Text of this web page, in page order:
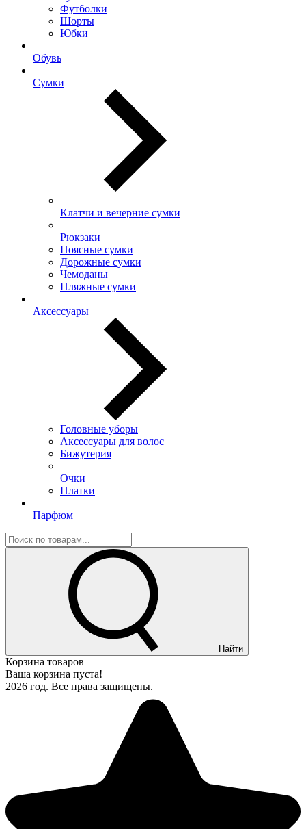
Футболки
Шорты
Юбки
Обувь
Сумки
Клатчи и вечерние сумки
Рюкзаки
Поясные сумки
Дорожные сумки
Чемоданы
Пляжные сумки
Аксессуары
Головные уборы
Аксессуары для волос
Бижутерия
Очки
Платки
Парфюм
Найти
Корзина товаров
Ваша корзина пуста!
2026 год. Все права защищены.